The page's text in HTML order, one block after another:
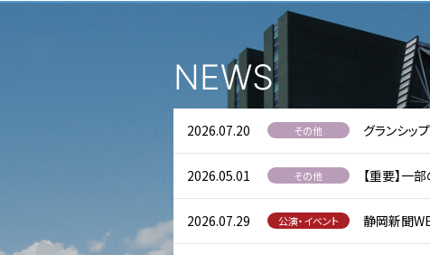
NEWS
2026.07.20 その他 グランシッ
2026.05.01 その他 【重要】一
2026.07.29 公演・イベント 静岡新聞